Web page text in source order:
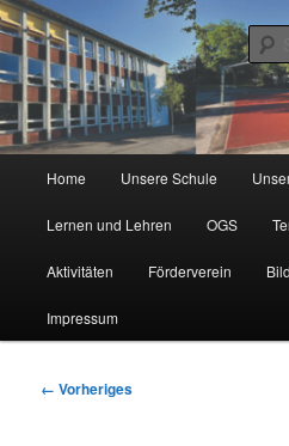
Zum
primären
Inhalt
springenKGS Erlenweg
Städtische Katholische Grundschule
Home Unsere Schule
Lernen und Lehren OGS
Aktivitäten Förderverein
Impressum
Bilder-
← Vorheriges